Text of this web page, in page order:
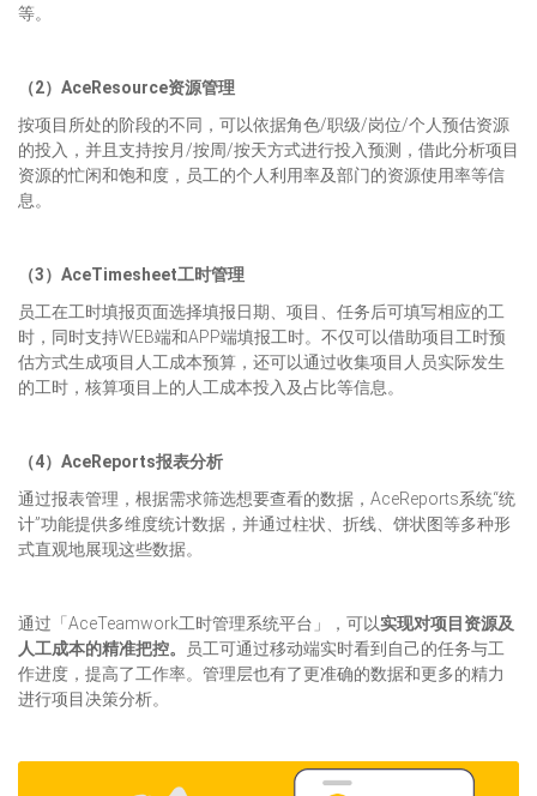
等。
（2）AceResource资源管理
按项目所处的阶段的不同，可以依据角色/职级/岗位/个人预估资源
的投入，并且支持按月/按周/按天方式进行投入预测，借此分析项目
资源的忙闲和饱和度，员工的个人利用率及部门的资源使用率等信
息。
（3）AceTimesheet工时管理
员工在工时填报页面选择填报日期、项目、任务后可填写相应的工
时，同时支持WEB端和APP端填报工时。不仅可以借助项目工时预
估方式生成项目人工成本预算，还可以通过收集项目人员实际发生
的工时，核算项目上的人工成本投入及占比等信息。
（4）AceReports报表分析
通过报表管理，根据需求筛选想要查看的数据，AceReports系统“统
计”功能提供多维度统计数据，并通过柱状、折线、饼状图等多种形
式直观地展现这些数据。
通过「AceTeamwork工时管理系统平台」，可以实现对项目资源及
人工成本的精准把控。
员工可通过移动端实时看到自己的任务与工
作进度，提高了工作率。管理层也有了更准确的数据和更多的精力
进行项目决策分析。